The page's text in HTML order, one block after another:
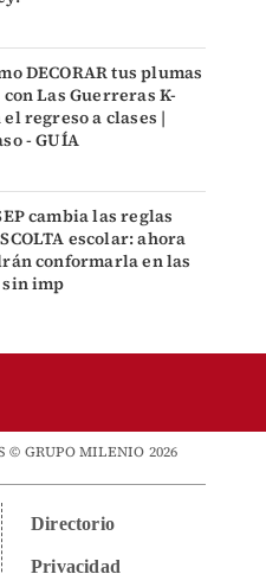
DECORAR tus plumas
Las Guerreras K-
regreso a clases |
- GUÍA
cambia las reglas
escolar: ahora
conformarla en las
sin imp
© GRUPO MILENIO 2026
Directorio
Privacidad